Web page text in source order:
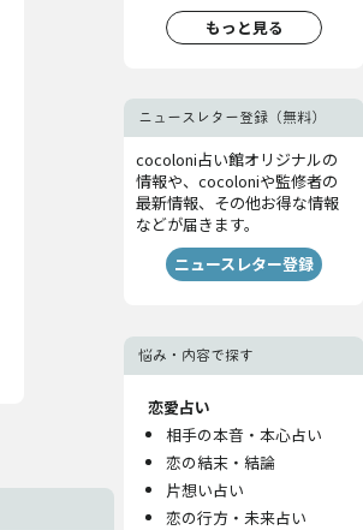
もっと見る
ニュースレター登録（無料）
cocoloni占い館オリジナルの
情報や、cocoloniや監修者の
最新情報、その他お得な情報
などが届きます。
ニュースレター登録
悩み・内容で探す
恋愛占い
相手の本音・本心占い
恋の結末・結論
片想い占い
恋の行方・未来占い